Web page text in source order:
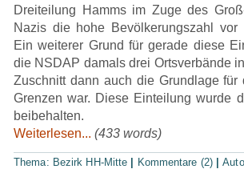
Dreiteilung Hamms im Zuge des
Nazis die hohe Bevölkerungszahl vor
Ein weiterer Grund für gerade diese
die NSDAP damals drei Ortsverbände
Zuschnitt dann auch die Grundlage für
Grenzen war. Diese Einteilung wurde
beibehalten.
Weiterlesen... (433 words)
Thema: Bezirk HH-Mitte Kommentare (2)|